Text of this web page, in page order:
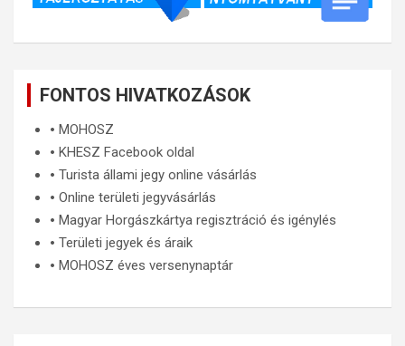
FONTOS HIVATKOZÁSOK
🞄 MOHOSZ
🞄 KHESZ Facebook oldal
🞄 Turista állami jegy online vásárlás
🞄 Online területi jegyvásárlás
🞄 Magyar Horgászkártya regisztráció és igénylés
🞄 Területi jegyek és áraik
🞄 MOHOSZ éves versenynaptár